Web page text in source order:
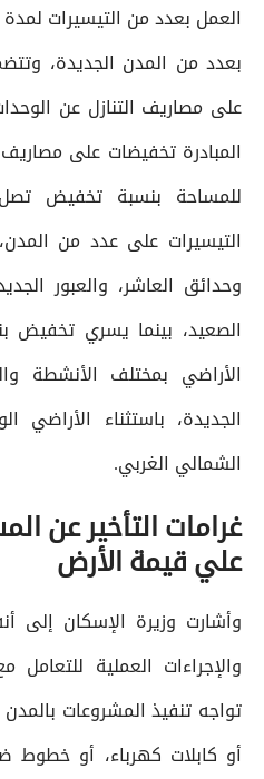
العمل بعدد من التيسيرات
بعدد من المدن الجديدة،
المبادرة تخفيضات على
التيسيرات على عدد من
وحدائق العاشر، والعبور
الأراضي بمختلف الأنشطة
الجديدة، باستثناء
الشمالي الغربي.
غرامات التأخير عن
علي قيمة الأرض
وأشارت وزيرة الإسكان إلى
والإجراءات العملية
تواجه تنفيذ المشروعات
أو كابلات كهرباء، أو